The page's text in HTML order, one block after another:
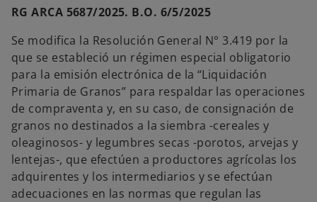
RG ARCA 5687/2025. B.O. 6/5/2025
Se modifica la Resolución General N° 3.419 por la
que se estableció un régimen especial obligatorio
para la emisión electrónica de la “Liquidación
Primaria de Granos” para respaldar las operaciones
de compraventa y, en su caso, de consignación de
granos no destinados a la siembra -cereales y
oleaginosos- y legumbres secas -porotos, arvejas y
lentejas-, que efectúen a productores agrícolas los
adquirentes y los intermediarios y se efectúan
adecuaciones en las normas que regulan las